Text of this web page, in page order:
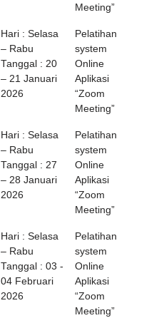
Meeting”
Hari : Selasa
– Rabu
Tanggal : 20
– 21 Januari
2026
Pelatihan
system
Online
Aplikasi
“Zoom
Meeting”
Hari : Selasa
– Rabu
Tanggal : 27
– 28 Januari
2026
Pelatihan
system
Online
Aplikasi
“Zoom
Meeting”
Hari : Selasa
– Rabu
Tanggal : 03 -
04 Februari
2026
Pelatihan
system
Online
Aplikasi
“Zoom
Meeting”